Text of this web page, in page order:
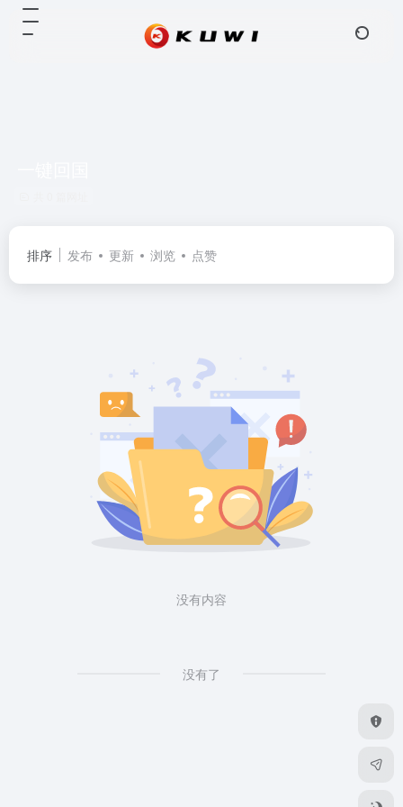
排序 发布 更新 浏览 点赞
没有内容
没有了